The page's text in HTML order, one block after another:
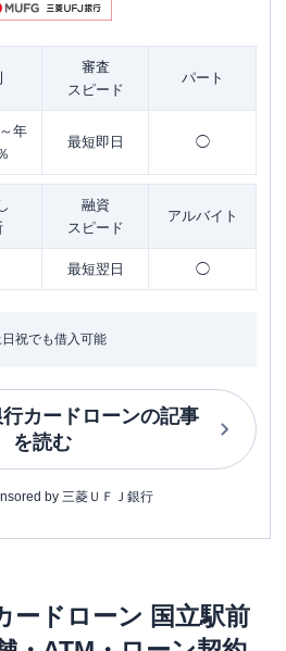
審査
スピード
パート
年
最短即日 ◯
融資
スピード
アルバイト
最短翌日 ◯
祝でも借入可能
カードローンの記事
を読む
by 三菱ＵＦＪ銀行
ードローン 国立駅前